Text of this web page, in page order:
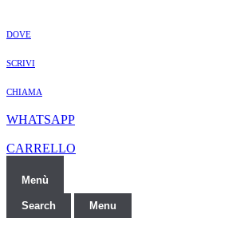
DOVE
SCRIVI
CHIAMA
WHATSAPP
CARRELLO
Menù
Search Menu